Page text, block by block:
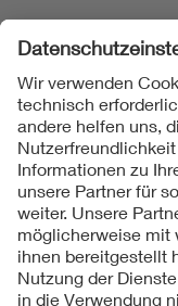
Folgen Sie uns
Kontakt